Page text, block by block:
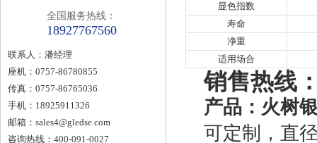
全国服务热线：
18927767560
联系人：潘经理
座机：0757-86780855
传真：0757-86765036
手机：18925911326
邮箱： sales4@gledse.com
咨询热线：400-091-0027
显色指数
寿命
净重
适用场合
销售热线
产品：火树
可定制，直